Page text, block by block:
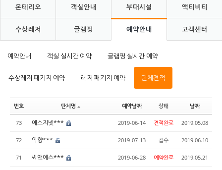
몬테리오 객실안내 부대시설 액티비티
수상레저 글램핑 예약안내 고객센터
예약안내 객실 실시간 예약 글램핑 실시간 예약
수상레저 패키지 예약 레저 패키지 예약 단체견적
번호 단체명 예약날짜 상태 날짜
73 에스지넷*** 2019-06-14 견적완료 2019.05.08
72 악향*** 2019-07-13 접수 2019.06.10
71 씨앤에스*** 2019-06-28 예약완료 2019.05.21